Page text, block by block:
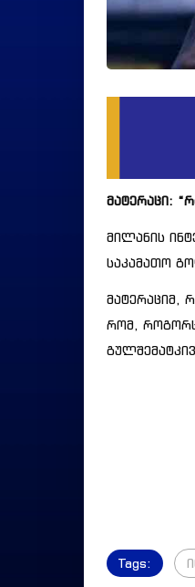
მატერაცი:
მილანის
საკამათო
მატერაციმ,
რომ, როგორც
Tags: